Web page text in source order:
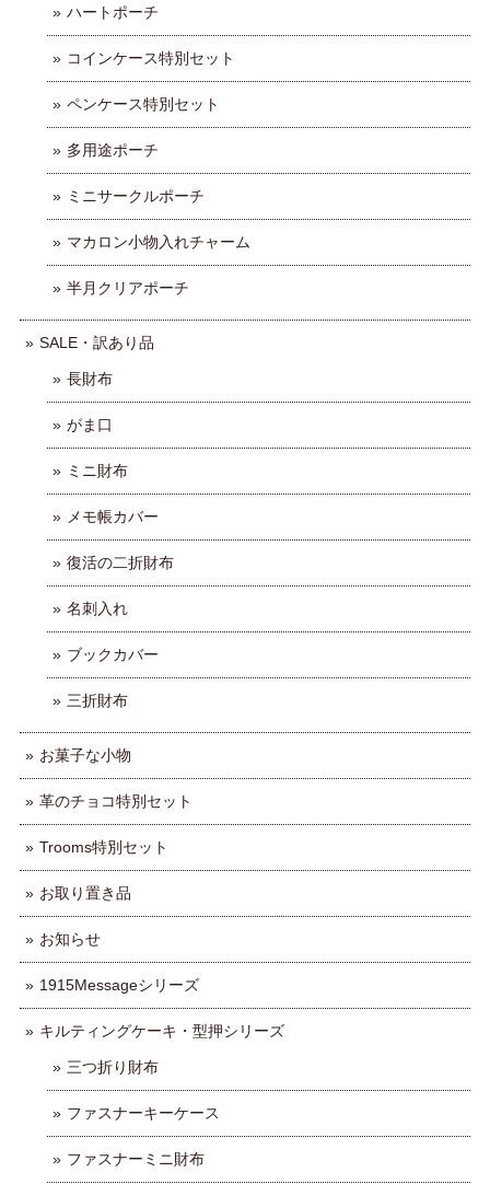
ハートポーチ
コインケース特別セット
ペンケース特別セット
多用途ポーチ
ミニサークルポーチ
マカロン小物入れチャーム
半月クリアポーチ
SALE・訳あり品
長財布
がま口
ミニ財布
メモ帳カバー
復活の二折財布
名刺入れ
ブックカバー
三折財布
お菓子な小物
革のチョコ特別セット
Trooms特別セット
お取り置き品
お知らせ
1915Messageシリーズ
キルティングケーキ・型押シリーズ
三つ折り財布
ファスナーキーケース
ファスナーミニ財布